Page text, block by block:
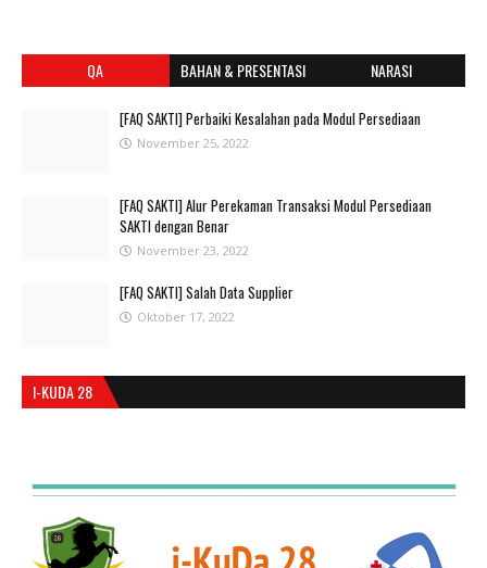
QA BAHAN & PRESENTASI NARASI
[FAQ SAKTI] Perbaiki Kesalahan pada Modul Persediaan
November 25, 2022
[FAQ SAKTI] Alur Perekaman Transaksi Modul Persediaan
SAKTI dengan Benar
November 23, 2022
[FAQ SAKTI] Salah Data Supplier
Oktober 17, 2022
I-KUDA 28